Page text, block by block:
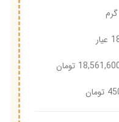
گرم
عیار
تومان
تومان